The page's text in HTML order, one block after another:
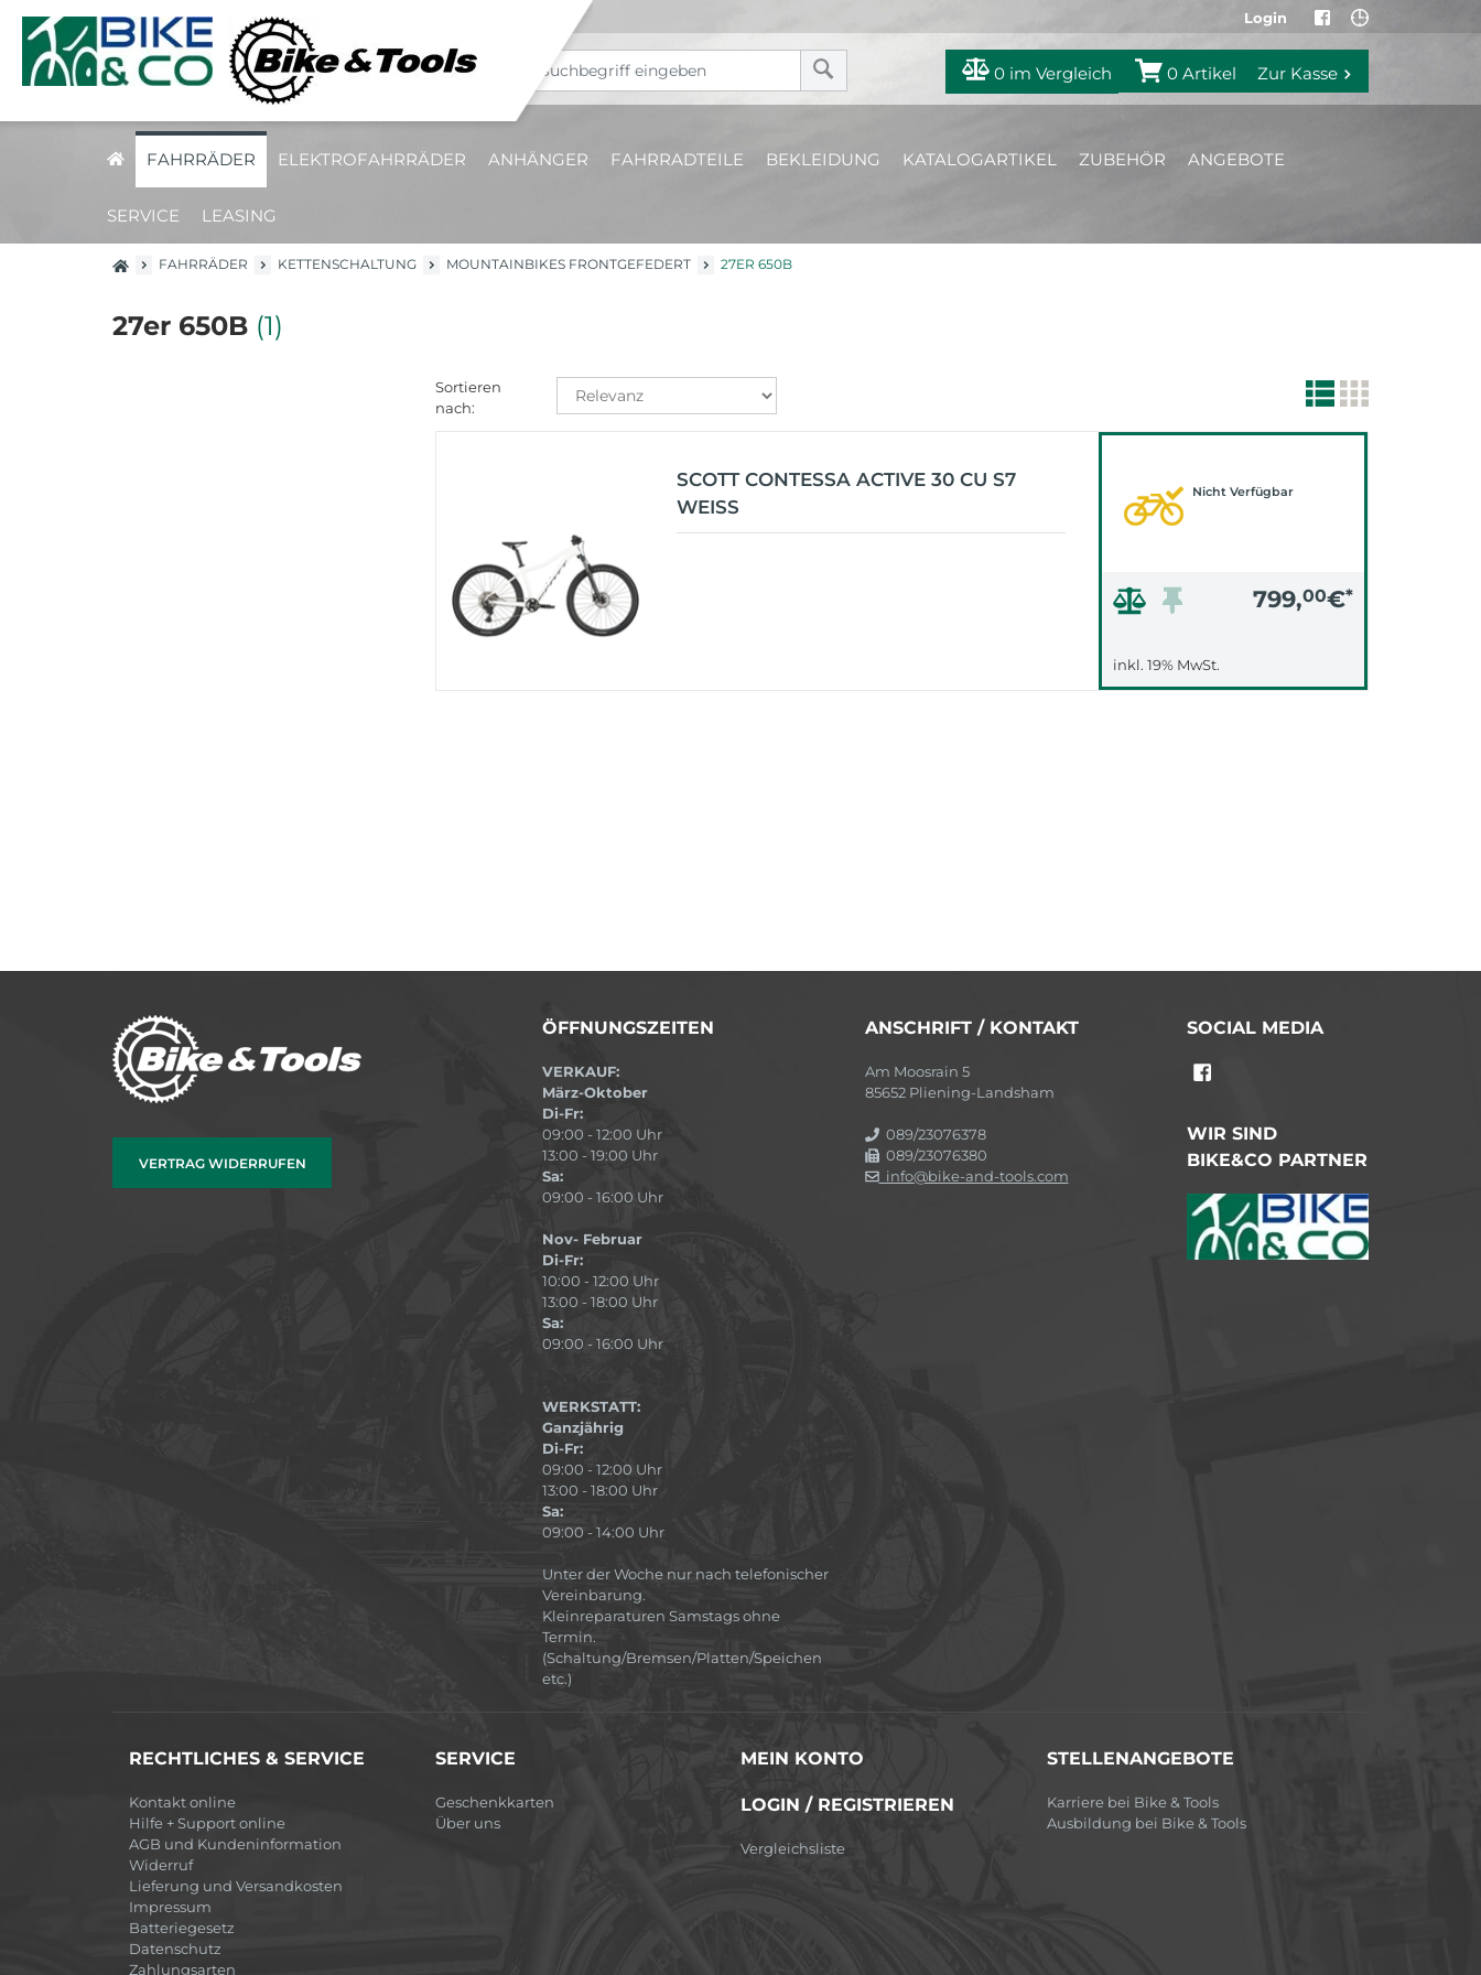
Login
0 im Vergleich 0 Artikel Zur Kasse
FAHRRÄDER ELEKTROFAHRRÄDER ANHÄNGER FAHRRADTEILE BEKLEIDUNG KATALOGARTIKEL ZUBEHÖR ANGEBOTE
SERVICE LEASING
FAHRRÄDER KETTENSCHALTUNG MOUNTAINBIKES FRONTGEFEDERT 27ER 650B
27er 650B (1)
Sortieren
nach:
SCOTT CONTESSA ACTIVE 30 CU S7
WEISS
Nicht Verfügbar
799,00€*
inkl. 19% MwSt.
VERTRAG WIDERRUFEN
ÖFFNUNGSZEITEN
VERKAUF:
März-Oktober
Di-Fr:
09:00 - 12:00 Uhr
13:00 - 19:00 Uhr
Sa:
09:00 - 16:00 Uhr
Nov- Februar
Di-Fr:
10:00 - 12:00 Uhr
13:00 - 18:00 Uhr
Sa:
09:00 - 16:00 Uhr
WERKSTATT:
Ganzjährig
Di-Fr:
09:00 - 12:00 Uhr
13:00 - 18:00 Uhr
Sa:
09:00 - 14:00 Uhr
Unter der Woche nur nach telefonischer
Vereinbarung.
Kleinreparaturen Samstags ohne
Termin.
(Schaltung/Bremsen/Platten/Speichen
etc.)
ANSCHRIFT / KONTAKT
Am Moosrain 5
85652 Pliening-Landsham
089/23076378
089/23076380
info@bike-and-tools.com
SOCIAL MEDIA
WIR SIND
BIKE&CO PARTNER
RECHTLICHES & SERVICE
Kontakt online
Hilfe + Support online
AGB und Kundeninformation
Widerruf
Lieferung und Versandkosten
Impressum
Batteriegesetz
Datenschutz
Zahlungsarten
SERVICE
Geschenkkarten
Über uns
MEIN KONTO
LOGIN / REGISTRIEREN
Vergleichsliste
STELLENANGEBOTE
Karriere bei Bike & Tools
Ausbildung bei Bike & Tools